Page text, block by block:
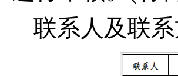
联系人及联